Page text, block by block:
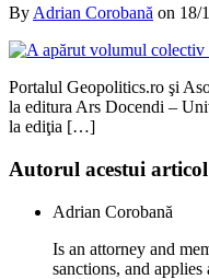
By Adrian Corobană on 18/
Portalul Geopolitics.ro şi
la editura Ars Docendi –
la ediţia […]
Autorul acestui
Adrian Corobană
Is an attorney and
sanctions, and